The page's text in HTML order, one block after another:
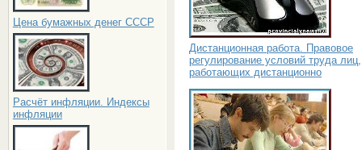
Цена бумажных денег СССР
Расчёт инфляции. Индексы
инфляции
Дистанционная работа. Правовое
регулирование условий труда лиц,
работающих дистанционно